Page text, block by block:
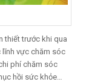
thiết trước khi qua
vực chăm sóc
phí chăm sóc
hồi sức khỏe…